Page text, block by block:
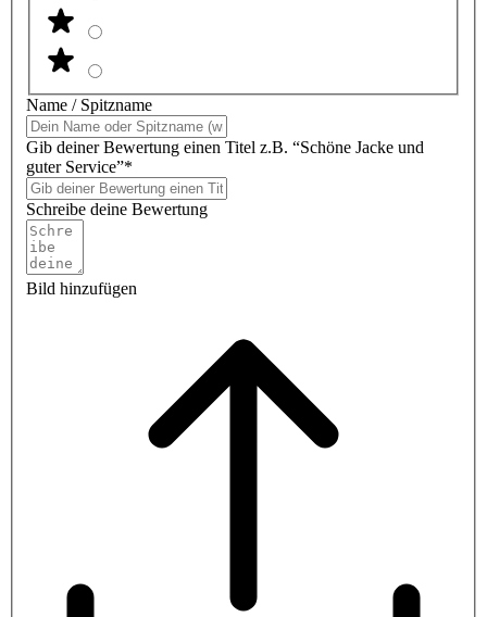
Name / Spitzname
Gib deiner Bewertung einen Titel z.B. “Schöne Jacke und
guter Service”*
Schreibe deine Bewertung
Bild hinzufügen